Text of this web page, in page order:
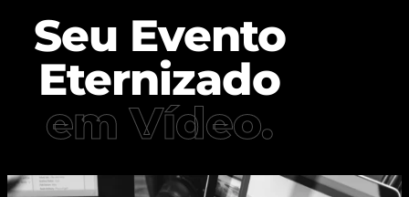
Seu Evento
Eternizado
em Vídeo.